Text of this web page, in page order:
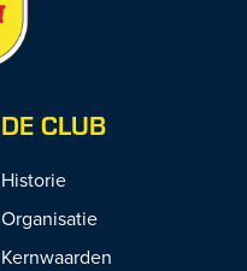
DE CLUB
Historie
Organisatie
Kernwaarden